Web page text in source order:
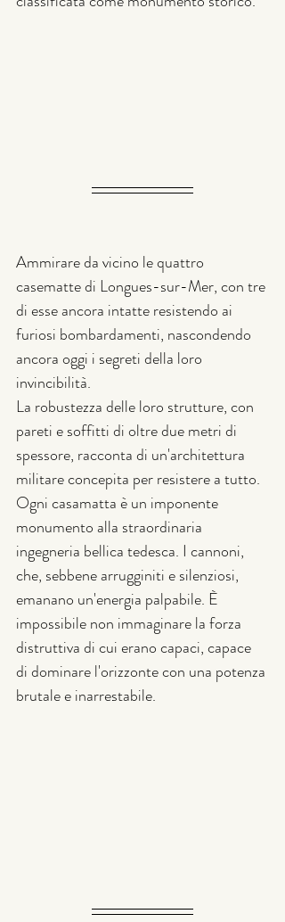
Ammirare da vicino le quattro
casematte di Longues-sur-Mer, con tre
di esse ancora intatte resistendo ai
furiosi bombardamenti, nascondendo
ancora oggi i segreti della loro
invincibilità.
La robustezza delle loro strutture, con
pareti e soffitti di oltre due metri di
spessore, racconta di un'architettura
militare concepita per resistere a tutto.
Ogni casamatta è un imponente
monumento alla straordinaria
ingegneria bellica tedesca. I cannoni,
che, sebbene arrugginiti e silenziosi,
emanano un'energia palpabile. È
impossibile non immaginare la forza
distruttiva di cui erano capaci, capace
di dominare l'orizzonte con una potenza
brutale e inarrestabile.